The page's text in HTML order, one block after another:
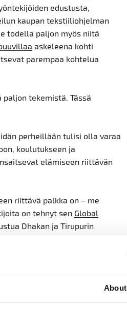
About
edustusta,
kaupan tekstiiliohjelman
todella paljon myös niitä
askeleena kohti
parempaa kohtelua
tekemistä. Tässä
perheillään tulisi olla varaa
koulutukseen ja
elämiseen riittävän
riittävä palkka on – me
on tehnyt sen Global
Dhakan ja Tirupurin
myöntämisestä.
se ei ole tarpeeksi pitkä.
valtavat erot nykyisten
tämä ei tietysti